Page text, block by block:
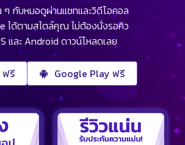
ๆ กับหมอดูผ่านแชทและวิดีโอคอล
ได้ตามสไตล์คุณ ไม่ต้องนั่งรอคิว
และ Android ดาวน์โหลดเลย
ฟรี Google Play ฟรี